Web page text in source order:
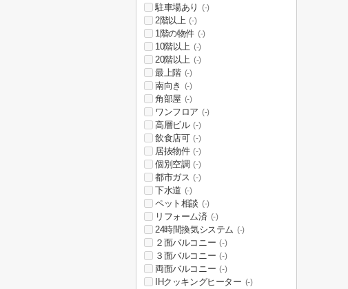
駐車場あり (-)
2階以上 (-)
1階の物件 (-)
10階以上 (-)
20階以上 (-)
最上階 (-)
南向き (-)
角部屋 (-)
ワンフロア (-)
高層ビル (-)
飲食店可 (-)
居抜物件 (-)
個別空調 (-)
都市ガス (-)
下水道 (-)
ペット相談 (-)
リフォーム済 (-)
24時間換気システム (-)
２面バルコニー (-)
３面バルコニー (-)
両面バルコニー (-)
IHクッキングヒーター (-)